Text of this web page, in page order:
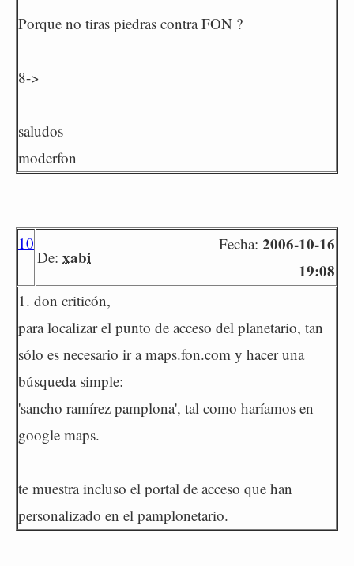
Porque no tiras piedras contra FON ?
8->
saludos
moderfon
10
De: xabi
Fecha: 2006-10-16
19:08
1. don criticón,
para localizar el punto de acceso del planetario, tan
sólo es necesario ir a maps.fon.com y hacer una
búsqueda simple:
'sancho ramírez pamplona', tal como haríamos en
google maps.
te muestra incluso el portal de acceso que han
personalizado en el pamplonetario.